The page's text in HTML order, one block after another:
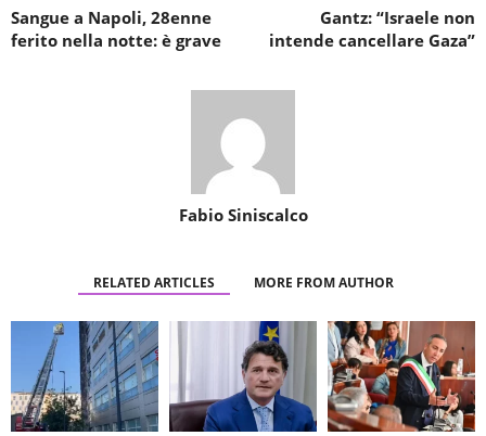
Sangue a Napoli, 28enne
ferito nella notte: è grave
Gantz: “Israele non
intende cancellare Gaza”
Fabio Siniscalco
RELATED ARTICLES MORE FROM AUTHOR